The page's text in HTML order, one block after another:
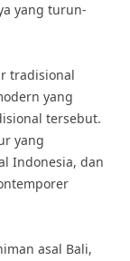
yang turun-
tradisional
yang
tersebut.
yang
Indonesia, dan
asal Bali,